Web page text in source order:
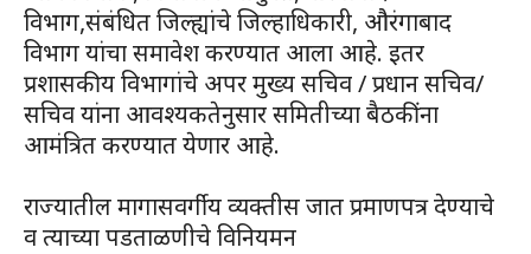
विभाग,संबंधित जिल्ह्यांचे जिल्हाधिकारी, औरंगाबाद
विभाग यांचा समावेश करण्यात आला आहे. इतर
प्रशासकीय विभागांचे अपर मुख्य सचिव / प्रधान सचिव/
सचिव यांना आवश्यकतेनुसार समितीच्या बैठकींना
आमंत्रित करण्यात येणार आहे.
राज्यातील मागासवर्गीय व्यक्तीस जात प्रमाणपत्र देण्याचे
व त्याच्या पडताळणीचे विनियमन